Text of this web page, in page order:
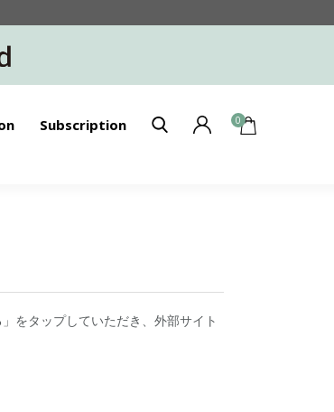
Subscription 0
をタップしていただき、外部サイト